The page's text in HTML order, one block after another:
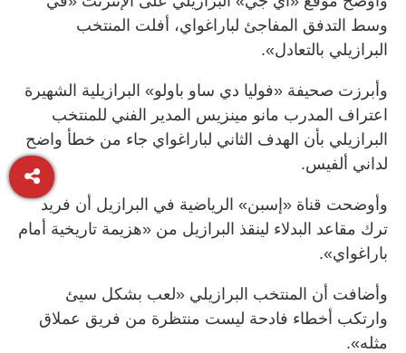
وسط التدفق المفاجئ لباراغواي، أفلت المنتخب
البرازيلي بالتعادل».
وأبرزت صحيفة «فوليا دي ساو باولو» البرازيلية الشهيرة
اعتراف المدرب مانو مينزيس المدير الفني للمنتخب
البرازيلي بأن الهدف الثاني لباراغواي جاء من خطأ واضح
لداني ألفيس.
وأوضحت قناة «إسبن» الرياضية في البرازيل أن فريد
ترك مقاعد البدلاء لينقذ البرازيل من «هزيمة تاريخية أمام
باراغواي».
وأضافت أن المنتخب البرازيلي «لعب بشكل سيئ
وارتكب أخطاء فادحة ليست منتظرة من فريق عملاق
مثله».